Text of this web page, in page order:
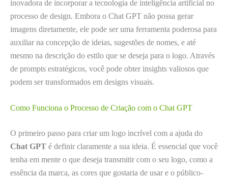
inovadora de incorporar a tecnologia de inteligência artificial no
processo de design. Embora o Chat GPT não possa gerar
imagens diretamente, ele pode ser uma ferramenta poderosa para
auxiliar na concepção de ideias, sugestões de nomes, e até
mesmo na descrição do estilo que se deseja para o logo. Através
de prompts estratégicos, você pode obter insights valiosos que
podem ser transformados em designs visuais.
Como Funciona o Processo de Criação com o Chat GPT
O primeiro passo para criar um logo incrível com a ajuda do
Chat GPT é definir claramente a sua ideia. É essencial que você
tenha em mente o que deseja transmitir com o seu logo, como a
essência da marca, as cores que gostaria de usar e o público-